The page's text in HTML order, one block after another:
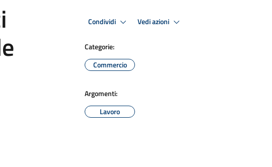
Condividi Vedi azioni
Categorie:
Commercio
Argomenti:
Lavoro